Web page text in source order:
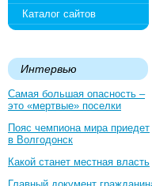
Каталог сайтов
Интервью
Самая большая опасность –
это «мертвые» поселки
Пояс чемпиона мира приедет
в Волгодонск
Какой станет местная власть